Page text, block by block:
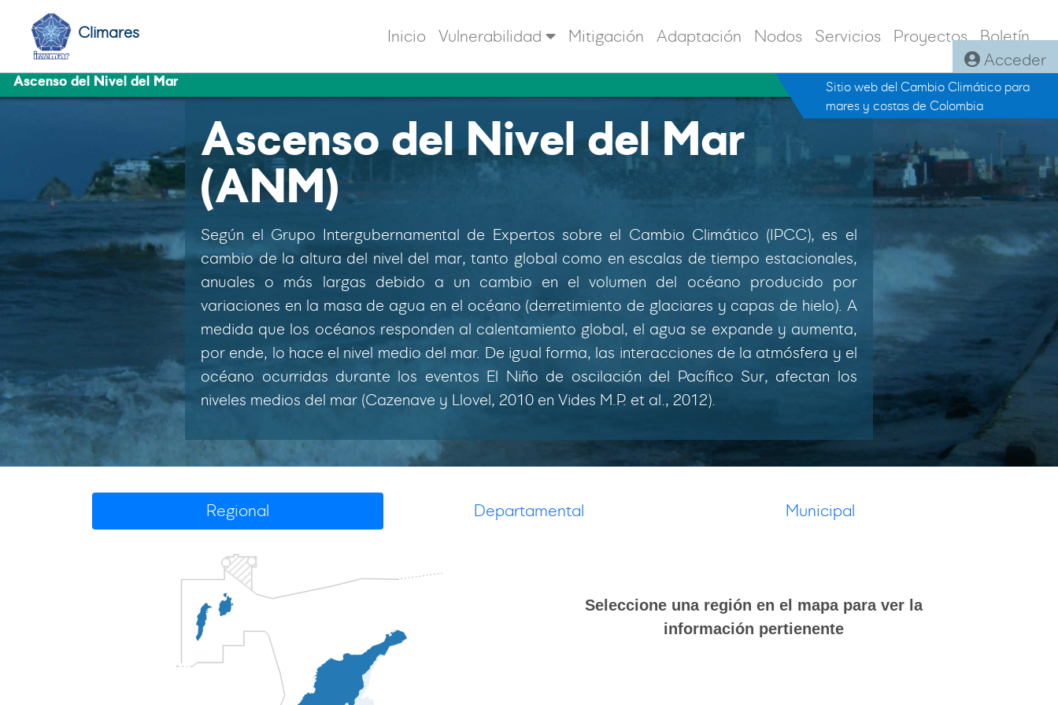
Climares Inicio Vulnerabilidad Mitigación Adaptación Nodos Servicios Proyectos
Boletín
Acceder
Ascenso del Nivel del Mar
Sitio web del Cambio Climático para
mares y costas de Colombia
Ascenso del Nivel del Mar
(ANM)
Según el Grupo Intergubernamental de Expertos sobre el Cambio Climático (IPCC), es el
cambio de la altura del nivel del mar, tanto global como en escalas de tiempo estacionales,
anuales o más largas debido a un cambio en el volumen del océano producido por
variaciones en la masa de agua en el océano (derretimiento de glaciares y capas de hielo). A
medida que los océanos responden al calentamiento global, el agua se expande y aumenta,
por ende, lo hace el nivel medio del mar. De igual forma, las interacciones de la atmósfera y el
océano ocurridas durante los eventos El Niño de oscilación del Pacífico Sur, afectan los
niveles medios del mar (Cazenave y Llovel, 2010 en Vides M.P. et al., 2012).
Regional Departamental Municipal
Seleccione una región en el mapa para ver la
información pertienente